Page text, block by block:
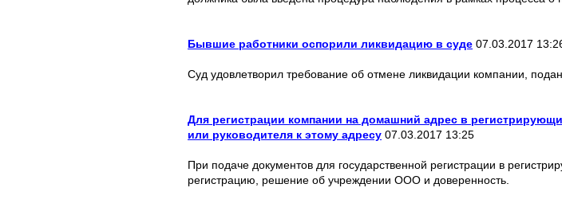
Бывшие работники оспорили ликвидацию в суде 07.03.2017
Суд удовлетворил требование об отмене ликвидации компании,
Для регистрации компании на домашний адрес в
или руководителя к этому адресу 07.03.2017 13:25
При подаче документов для государственной регистрации в
регистрацию, решение об учреждении ООО и доверенность.